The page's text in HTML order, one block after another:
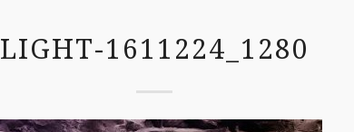
LIGHT-1611224_1280